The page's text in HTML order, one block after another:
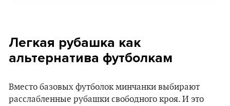
Легкая рубашка как
альтернатива футболкам
Вместо базовых футболок минчанки выбирают
расслабленные рубашки свободного кроя. И это